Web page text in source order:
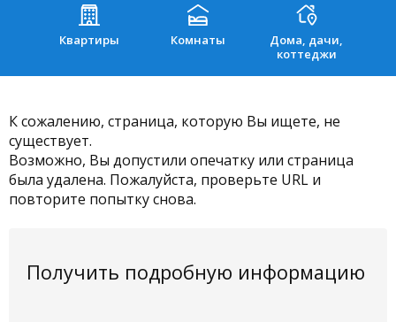
Квартиры Комнаты
Дома, дачи,
коттеджи
К сожалению, страница, которую Вы ищете, не
существует.
Возможно, Вы допустили опечатку или страница
была удалена. Пожалуйста, проверьте URL и
повторите попытку снова.
Получить подробную информацию